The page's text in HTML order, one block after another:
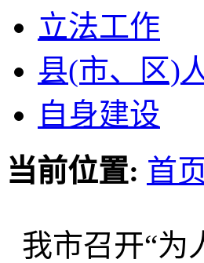
立法工作
县(市、区)
自身建设
当前位置: 首
我市召开“为